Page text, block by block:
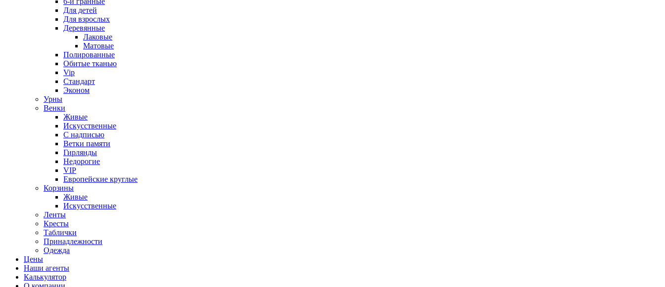
Для детей
Для взрослых
Деревянные
Лаковые
Матовые
Полированные
Обитые тканью
Vip
Стандарт
Эконом
Урны
Венки
Живые
Искусственные
С надписью
Ветки памяти
Гирлянды
Недорогие
VIP
Европейские круглые
Корзины
Живые
Искусственные
Ленты
Кресты
Таблички
Принадлежности
Одежда
Цены
Наши агенты
Калькулятор